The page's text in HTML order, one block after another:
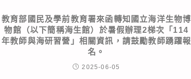
教育部國民及學前教育署來函轉知國立海洋生物博
物館（以下簡稱海生館）於暑假辦理2梯次「114
年教師與海研習營」相關資訊，請鼓勵教師踴躍報
名。
2025-06-05